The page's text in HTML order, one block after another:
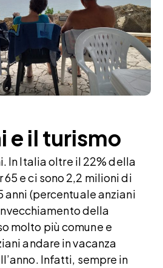
e il turismo
In Italia oltre il 22% della
e ci sono 2,2 milioni di
anni (percentuale anziani
della
molto più comune e
andare in vacanza
Infatti, sempre in